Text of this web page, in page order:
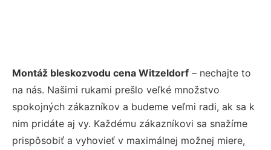
Montáž bleskozvodu cena Witzeldorf – nechajte to
na nás. Našimi rukami prešlo veľké množstvo
spokojných zákazníkov a budeme veľmi radi, ak sa k
nim pridáte aj vy. Každému zákazníkovi sa snažíme
prispôsobiť a vyhovieť v maximálnej možnej miere,